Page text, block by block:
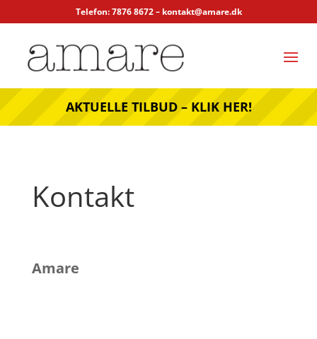
Telefon: 7876 8672 – kontakt@amare.dk
AKTUELLE TILBUD – KLIK HER!
Kontakt
Amare